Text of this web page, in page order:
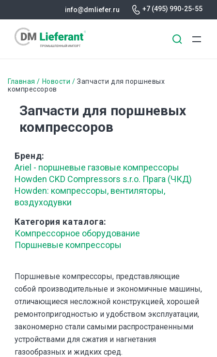
основному
info@dmliefer.ru +7 (495) 990-25-55
Строка
навигации
Главная Новости
Запчасти для поршневых
компрессоров
Запчасти для поршневых
компрессоров
Бренд
Ariel - поршневые газовые компрессоры
Howden CKD Compressors s.r.o. Прага (ЧКД)
Howden: компрессоры, вентиляторы,
воздуходувки
Категория каталога
Компрессорное оборудование
Поршневые компрессоры
Поршневые компрессоры, представляющие
собой производительные и экономичные машины,
отличающиеся несложной конструкцией, хорошей
ремонтопригодностью и удобством эксплуатации,
закономерно стали самыми распространенными
устройствами для сжатия и нагнетания
газообразных и жидких сред.